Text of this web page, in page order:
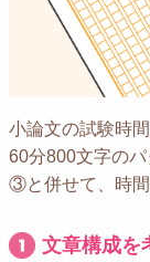
小論文の試験時
60分800文字の
③と併せて、時間
文章構成を